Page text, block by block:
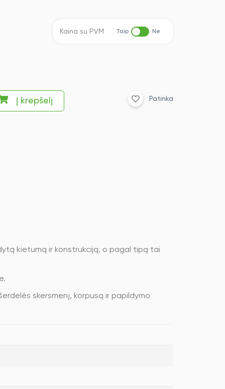
Kaina su PVM Taip Ne
Į krepšelį Patinka
kietumą ir konstrukciją, o pagal tipą tai
skersmenį, korpusą ir papildymo